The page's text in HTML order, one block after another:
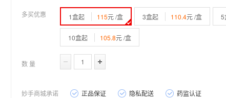
多买优惠 1盒起 115元 /盒 3盒起 110.4元 /盒 5
10盒起 105.8元 /盒
数 量
妙手商城承诺 正品保证 隐私配送 药监认证